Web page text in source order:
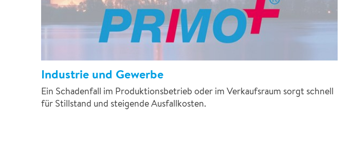
Industrie und Gewerbe
Ein Schadenfall im Produktionsbetrieb oder im Verkaufsraum sorgt schnell
für Stillstand und steigende Ausfallkosten.